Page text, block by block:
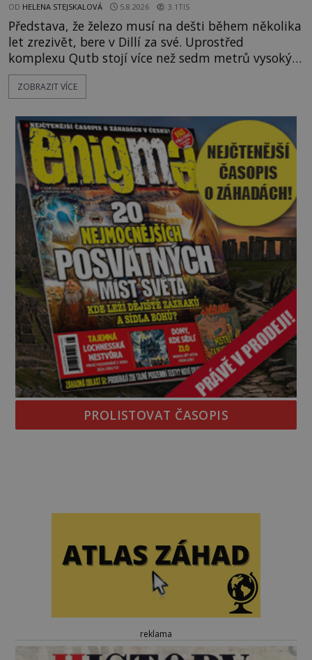
OD HELENA STEJSKALOVÁ 5.8.2026 3.1TIS
Představa, že železo musí na dešti během několika
let zrezivět, bere v Dillí za své. Uprostřed
komplexu Qutb stojí více než sedm metrů vysoký
železný sloup, který už přibližně 1 600 let odolává
počasí s jen nepatrnými stopami koroze. Jeho
ztracených technologiích či tajemných
materiálech. Moderní metalurgie však ukazuje, že
skutečné vysvětlení je ješt
ZOBRAZIT VÍCE
PROLISTOVAT ČASOPIS
reklama